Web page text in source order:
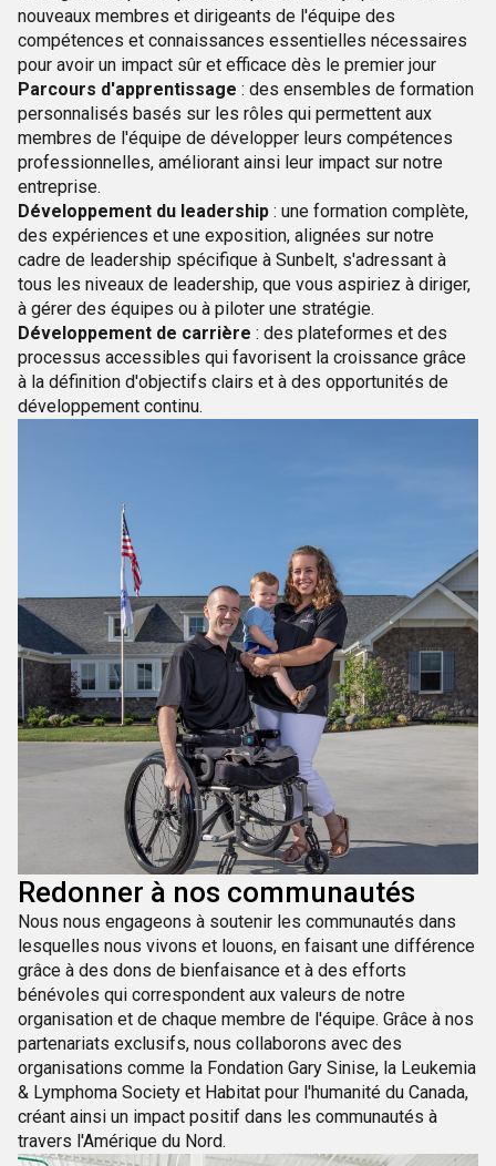
nouveaux membres et dirigeants de l'équipe des
compétences et connaissances essentielles nécessaires
pour avoir un impact sûr et efficace dès le premier jour
Parcours d'apprentissage : des ensembles de formation
personnalisés basés sur les rôles qui permettent aux
membres de l'équipe de développer leurs compétences
professionnelles, améliorant ainsi leur impact sur notre
entreprise.
Développement du leadership : une formation complète,
des expériences et une exposition, alignées sur notre
cadre de leadership spécifique à Sunbelt, s'adressant à
tous les niveaux de leadership, que vous aspiriez à diriger,
à gérer des équipes ou à piloter une stratégie.
Développement de carrière : des plateformes et des
processus accessibles qui favorisent la croissance grâce
à la définition d'objectifs clairs et à des opportunités de
développement continu.
Redonner à nos communautés
Nous nous engageons à soutenir les communautés dans
lesquelles nous vivons et louons, en faisant une différence
grâce à des dons de bienfaisance et à des efforts
bénévoles qui correspondent aux valeurs de notre
organisation et de chaque membre de l'équipe. Grâce à nos
partenariats exclusifs, nous collaborons avec des
organisations comme la Fondation Gary Sinise, la Leukemia
& Lymphoma Society et Habitat pour l'humanité du Canada,
créant ainsi un impact positif dans les communautés à
travers l'Amérique du Nord.